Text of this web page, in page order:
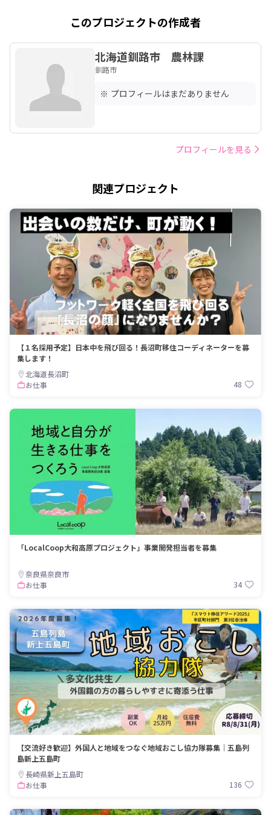
このプロジェクトの作成者
北海道釧路市 農林課
釧路市
※ プロフィールはまだありません
プロフィールを見る
関連プロジェクト
【１名採用予定】日本中を飛び回る！長沼町移住コーディネーターを募
集します！
北海道長沼町
お仕事
48
「LocalCoop大和高原プロジェクト」事業開発担当者を募集
奈良県奈良市
お仕事
34
【交流好き歓迎】外国人と地域をつなぐ地域おこし協力隊募集｜五島列
島新上五島町
長崎県新上五島町
お仕事
136